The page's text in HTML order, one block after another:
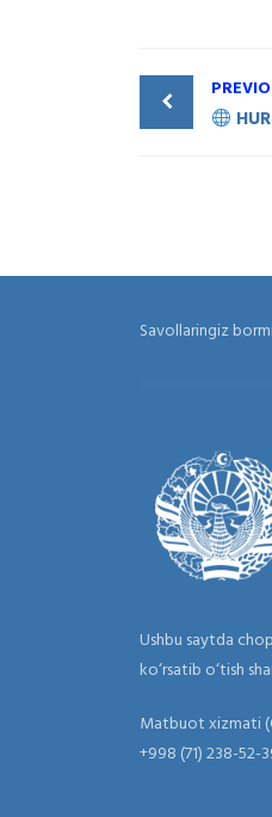
Savollaringiz
Ushbu saytda
ko‘rsatib o‘tish
Matbuot xizmati
+998 (71) 238-52-